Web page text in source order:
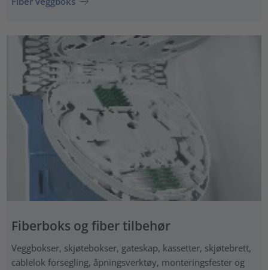
Fiberboks og fiber tilbehør
Veggbokser, skjøtebokser, gateskap, kassetter, skjøtebrett,
cablelok forsegling, åpningsverktøy, monteringsfester og